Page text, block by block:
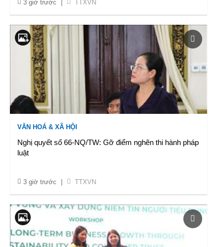
3 giờ trước TTXVN
VĂN HOÁ & XÃ HỘI
Nghị quyết số 66-NQ/TW: Gỡ điểm nghẽn thi hành pháp
luật
3 giờ trước TTXVN